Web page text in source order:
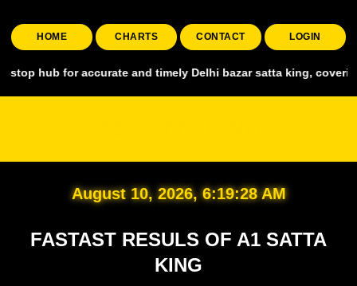
HOME CHARTS CONTACT LOGIN
accurate and timely Delhi bazar satta king, covering all
August 10, 2026, 6:19:29 AM
FASTAST RESULS OF A1 SATTA
KING